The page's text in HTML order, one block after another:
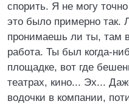
спорить. Я не могу
это было примерно так.
пронимаешь ли ты, там
работа. Ты был когда-
площадке, вот где
театрах, кино... Эх...
водочки в компании,